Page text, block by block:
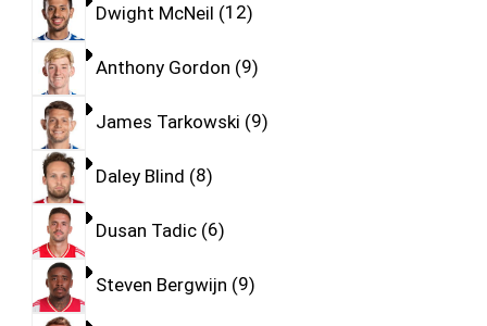
Dwight McNeil 12
Anthony Gordon 9
James Tarkowski 9
Daley Blind 8
Dusan Tadic 6
Steven Bergwijn 9